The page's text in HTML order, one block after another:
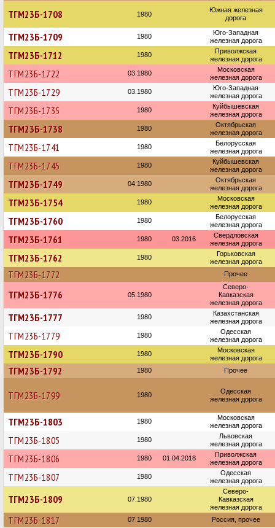
ТГМ23Б-1708 1980
Южная железная
дорога
ТГМ23Б-1709 1980
Юго-Западная
железная дорога
ТГМ23Б-1712 1980
Приволжская
железная дорога
ТГМ23Б-1722 03.1980
Московская
железная дорога
ТГМ23Б-1729 03.1980
Юго-Западная
железная дорога
ТГМ23Б-1735 1980
Куйбышевская
железная дорога
ТГМ23Б-1738 1980
Октябрьская
железная дорога
ТГМ23Б-1741 1980
Белорусская
железная дорога
ТГМ23Б-1745 1980
Куйбышевская
железная дорога
ТГМ23Б-1749 04.1980
Октябрьская
железная дорога
ТГМ23Б-1754 1980
Московская
железная дорога
ТГМ23Б-1760 1980
Белорусская
железная дорога
ТГМ23Б-1761 1980 03.2016
Свердловская
железная дорога
ТГМ23Б-1762 1980
Горьковская
железная дорога
ТГМ23Б-1772 Прочее
ТГМ23Б-1776 05.1980
Северо-
Кавказская
железная дорога
ТГМ23Б-1777 1980
Казахстанская
железная дорога
ТГМ23Б-1779 1980
Одесская
железная дорога
ТГМ23Б-1790 1980
Московская
железная дорога
ТГМ23Б-1792 1980 Прочее
ТГМ23Б-1799 1980
Одесская
железная дорога
ТГМ23Б-1803 1980
Московская
железная дорога
ТГМ23Б-1805 1980
Львовская
железная дорога
ТГМ23Б-1806 1980 01.04.2018
Приволжская
железная дорога
ТГМ23Б-1807 1980
Одесская
железная дорога
ТГМ23Б-1809 07.1980
Северо-
Кавказская
железная дорога
ТГМ23Б-1817 07.1980 Россия, прочее